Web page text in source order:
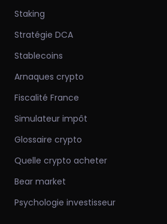
Staking
Stratégie DCA
Stablecoins
Arnaques crypto
Fiscalité France
Simulateur impôt
Glossaire crypto
Quelle crypto acheter
Bear market
Psychologie investisseur